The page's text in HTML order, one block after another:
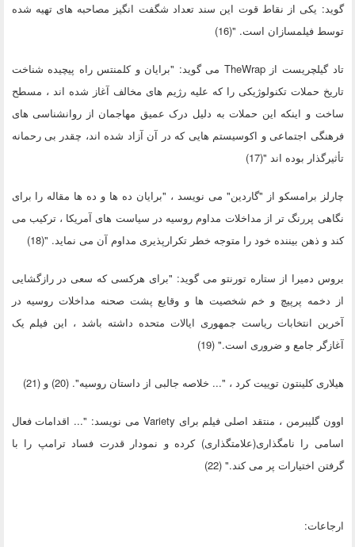
گوید: یکی از نقاط قوت این سند تعداد شگفت انگیز مصاحبه های تهیه شده
توسط فیلمسازان است. "(16)
تاد گیلچریست از TheWrap می گوید: "برایان و کلمنتس راه پیچیده شناخت
تاریخ حملات تکنولوژیکی را که علیه رژیم های مخالف آغاز شده اند ، مسطح
ساخت و اینکه این حملات به دلیل درک عمیق مهاجمان از روانشناسی های
فرهنگی اجتماعی و اکوسیستم هایی که در آن آزاد شده اند، چقدر بی رحمانه
تأثیرگذار بوده اند "(17)
چارلز برامسكو ​​از "گاردین" می نویسد ، "برایان ده ها و ده ها مقاله را برای
نگاهی پررنگ تر از مداخلات مداوم روسیه در سیاست های آمریکا ، تركیب می
كند و ذهن بیننده خود را متوجه خطر تکرارپذیری مداوم آن می نماید. "(18)
بروس دمیرا از ستاره تورنتو می گوید: "برای هرکسی که سعی در رازگشایی
از دخمه پرپیچ و خم شخصیت ها و وقایع پشت صحنه مداخلات روسیه در
آخرین انتخابات ریاست جمهوری ایالات متحده داشته باشد ، این فیلم یک
آغازگر جامع و ضروری است." (19)
هیلاری کلینتون توییت کرد ، "... خلاصه جالبی از داستان روسیه". (20) و (21)
اوون گلیبرمن ، منتقد اصلی فیلم برای Variety می نویسد: "... اقدامات فعال
اسامی را نامگذاری(علامتگذاری) کرده و نمودار قدرت فساد ترامپ را با
گرفتن اختیارات پر می کند." (22)
ارجاعات: